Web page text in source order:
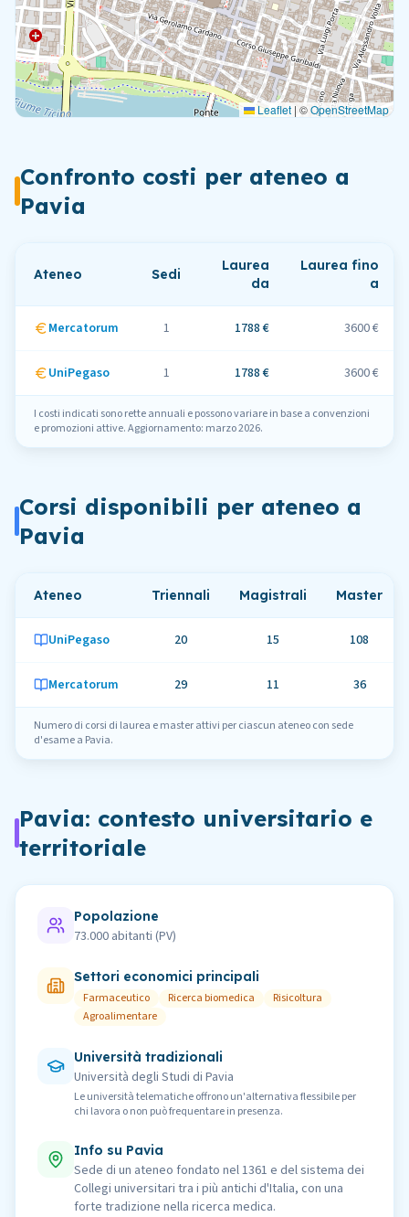
Leaflet | ©OpenStreetMap
Confronto costi per ateneo a
Pavia
Ateneo Sedi
Laurea
da
Laurea fino
a
Mercatorum 1 1788 € 3600 €
UniPegaso 1 1788 € 3600 €
I costi indicati sono rette annuali e possono variare in base a convenzioni
e promozioni attive. Aggiornamento: marzo 2026.
Corsi disponibili per ateneo a
Pavia
Ateneo Triennali Magistrali Master
UniPegaso 20 15 108
Mercatorum 29 11 36
Numero di corsi di laurea e master attivi per ciascun ateneo con sede
d'esamea Pavia.
Pavia: contesto universitario e
territoriale
Popolazione
73.000 abitanti (PV)
Settori economici principali
Farmaceutico Ricerca biomedica
Risicoltura
Agroalimentare
Università tradizionali
Università degli Studi di Pavia
Le università telematiche offrono un'alternativa flessibile per
chi lavora o non può frequentare in presenza.
Info su Pavia
Sede di un ateneo fondato nel 1361 e del sistema dei
Collegi universitari tra i più antichi d'Italia, con una
forte tradizione nella ricerca medica.